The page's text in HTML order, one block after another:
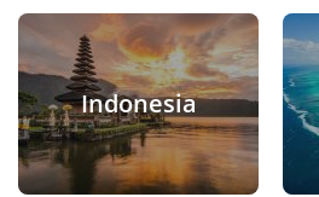
Indonesia